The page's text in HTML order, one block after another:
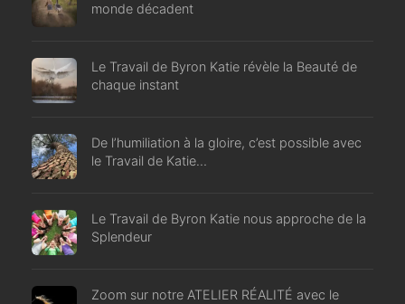
monde décadent
Le Travail de Byron Katie révèle la Beauté de
chaque instant
De l’humiliation à la gloire, c’est possible avec
le Travail de Katie…
Le Travail de Byron Katie nous approche de la
Splendeur
Zoom sur notre ATELIER RÉALITÉ avec le